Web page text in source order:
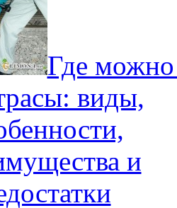
Где можно